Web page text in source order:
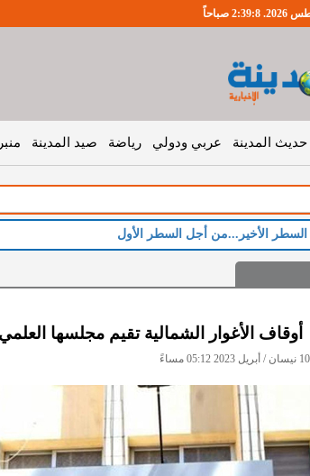
حديث المدينة عربي ودولي رياضة صيد المدينة
السطر الأخير...من أجل السطر الأول
أوقاف الأغوار الشمالية تقيم مجلسها